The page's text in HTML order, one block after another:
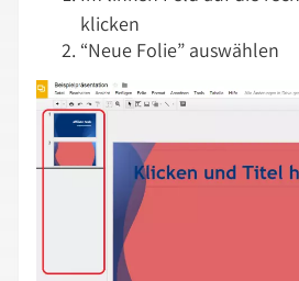
klicken
“Neue Folie” auswählen